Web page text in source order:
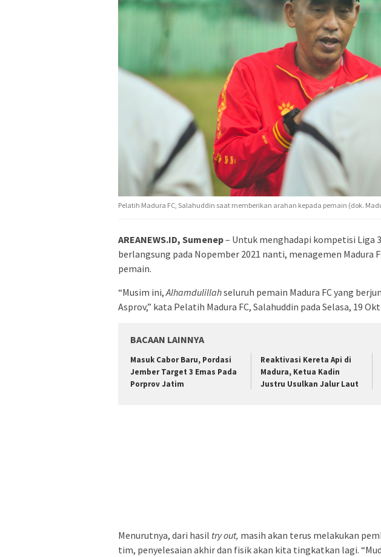
Pelatih Madura FC, Salahuddin saat memberikan arahan kepada pemain (dok.
AREANEWS.ID, Sumenep– Untuk menghadapi kompetisi Liga
berlangsung pada Nopember 2021 nanti, menagemen Madura
pemain.
“Musim ini, Alhamdulillahseluruh pemain Madura FC yang
Asprov,” kata Pelatih Madura FC, Salahuddin pada Selasa, 19
BACAAN LAINNYA
Masuk Cabor Baru, Pordasi
Jember Target 3 Emas Pada
Porprov Jatim
Reaktivasi Kereta Api di
Madura, Ketua Kadin
Justru Usulkan Jalur Laut
Menurutnya, dari hasil try out, masih akan terus melakukan
tim, penyelesaian akhir dan fisik akan kita tingkatkan lagi.